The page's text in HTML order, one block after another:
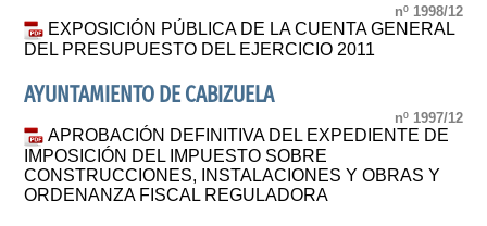
nº 1998/12
EXPOSICIÓN PÚBLICA DE LA CUENTA GENERAL
DEL PRESUPUESTO DEL EJERCICIO 2011
AYUNTAMIENTO DE CABIZUELA
nº 1997/12
APROBACIÓN DEFINITIVA DEL EXPEDIENTE DE
IMPOSICIÓN DEL IMPUESTO SOBRE
CONSTRUCCIONES, INSTALACIONES Y OBRAS Y
ORDENANZA FISCAL REGULADORA